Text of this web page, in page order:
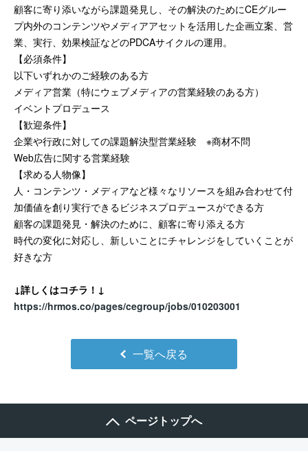
顧客に寄り添いながら課題発見し、その解決のためにCEグルー
プ内外のコンテンツやメディアアセットを活用した企画立案、営
業、実行、効果検証などのPDCAサイクルの運用。
【必須条件】
以下いずれかのご経験のある方
メディア営業（特にウェブメディアの営業経験のある方）
イベントプロデュース
【歓迎条件】
企業や行政に対しての課題解決型営業経験 ※商材不問
Web広告に関する営業経験
【求める人物像】
人・コンテンツ・メディアなど様々なリソースを組み合わせて付
加価値を創り実行できるビジネスプロデュースができる方
顧客の課題発見・解決のために、顧客に寄り添える方
時代の変化に対応し、新しいことにチャレンジをしていくことが
好きな方
↓詳しくはコチラ！↓
https://hrmos.co/pages/cegroup/jobs/010203001
一覧へ戻る
ページトップへ